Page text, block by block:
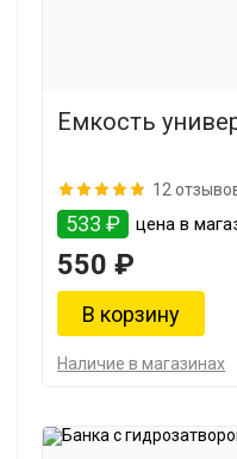
Емкость
12
533 ₽ цена в
550 ₽
Наличие в магазинах